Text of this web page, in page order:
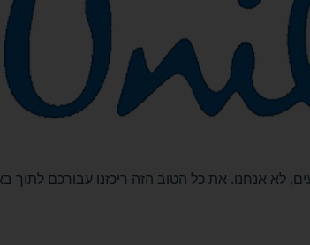
לא אנחנו. את כל הטוב הזה ריכזנו עבורכם לתוך